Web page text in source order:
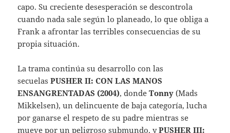
capo. Su creciente desesperación se descontrola
cuando nada sale según lo planeado, lo que obliga a
Frank a afrontar las terribles consecuencias de su
propia situación.
La trama continúa su desarrollo con las
secuelasPUSHER II: CON LAS MANOS
ENSANGRENTADAS (2004), dondeTonny (Mads
Mikkelsen), un delincuente de baja categoría, lucha
por ganarse el respeto de su padre mientras se
mueve por un peligroso submundo, yPUSHER III: